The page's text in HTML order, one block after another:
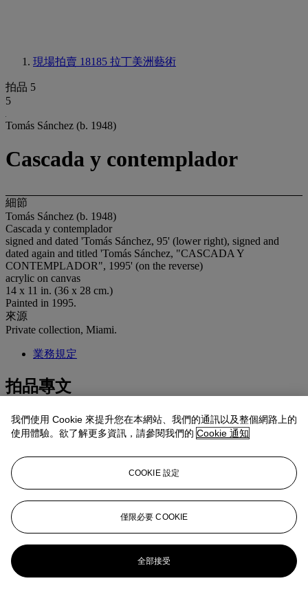
現場拍賣 18185 拉丁美洲藝術
拍品 5
5
Tomás Sánchez (b. 1948)
Cascada y contemplador
細節
Tomás Sánchez (b. 1948)
Cascada y contemplador
signed and dated 'Tomás Sánchez, 95' (lower right), signed and
dated again and titled 'Tomás Sánchez, "CASCADA Y
CONTEMPLADOR", 1995' (on the reverse)
acrylic on canvas
14 x 11 in. (36 x 28 cm.)
Painted in 1995.
來源
Private collection, Miami.
業務規定
拍品專文
This work is accompanied by a certificate of authenticity signed by
the artist, dated 22 February 2017.
更多來自拉丁美洲藝術
查看全部
查看全部
我們使用 Cookie 來提升您在本網站、我們的通訊以及整個網路上的
使用體驗。欲了解更多資訊，請參閱我們的 Cookie 通知
COOKIE 設定
僅限必要 COOKIE
全部接受